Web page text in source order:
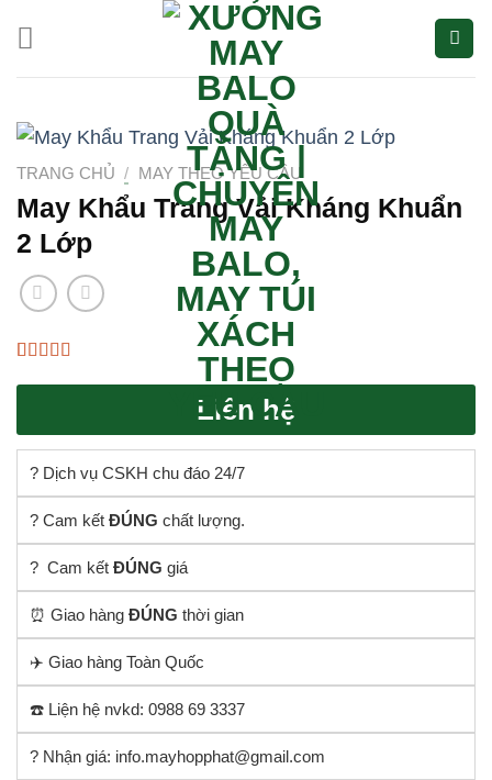
qua
nội
TRANG CHỦ / MAY THEO YÊU CẦU
May Khẩu Trang Vải Kháng Khuẩn
2 Lớp
Liên hệ
? Dịch vụ CSKH chu đáo 24/7
? Cam kết ĐÚNG chất lượng.
? Cam kết ĐÚNG giá
⏰ Giao hàng ĐÚNG thời gian
✈️ Giao hàng Toàn Quốc
☎️ Liện hệ nvkd: 0988 69 3337
? Nhận giá: info.mayhopphat@gmail.com